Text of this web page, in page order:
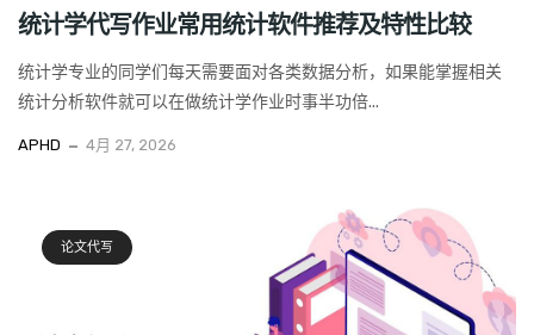
统计学代写作业常用统计软件推荐及特性比较
统计学专业的同学们每天需要面对各类数据分析，如果能掌握相关
统计分析软件就可以在做统计学作业时事半功倍...
APHD 4月 27, 2026
论文代写